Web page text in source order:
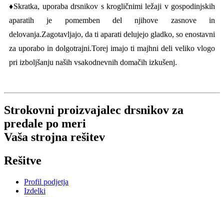
♦Skratka, uporaba drsnikov s krogličnimi ležaji v gospodinjskih
aparatih je pomemben del njihove zasnove in
delovanja.Zagotavljajo, da ti aparati delujejo gladko, so enostavni
za uporabo in dolgotrajni.Torej imajo ti majhni deli veliko vlogo
pri izboljšanju naših vsakodnevnih domačih izkušenj.
Strokovni proizvajalec drsnikov za
predale po meri
Vaša strojna rešitev
Rešitve
Profil podjetja
Izdelki